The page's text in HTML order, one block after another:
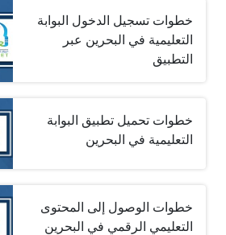
خطوات تسجيل الدخول البوابة
التعليمية في البحرين عبر
التطبيق
خطوات تحميل تطبيق البوابة
التعليمية في البحرين
خطوات الوصول إلى المحتوى
التعليمي الرقمي في البحرين